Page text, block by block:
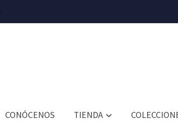
CONÓCENOS TIENDA